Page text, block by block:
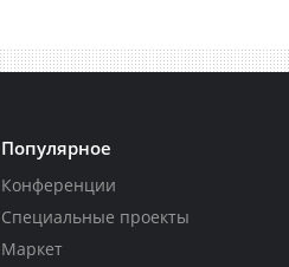
Популярное
Конференции
Специальные проекты
Маркет